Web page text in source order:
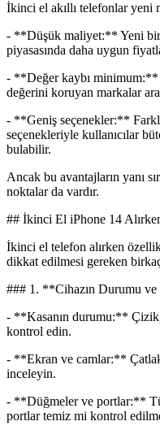
İkinci el akıllı telefonlar yeni
- **Düşük maliyet:** Yeni
piyasasında daha uygun
- **Değer kaybı minimum:**
değerini koruyan markalar
- **Geniş seçenekler:**
seçenekleriyle kullanıcılar
bulabilir.
Ancak bu avantajların yanı
noktalar da vardır.
## İkinci El iPhone 14
İkinci el telefon alırken
dikkat edilmesi gereken
### 1. **Cihazın Durumu
- **Kasanın durumu:** Çizik,
kontrol edin.
- **Ekran ve camlar:**
inceleyin.
- **Düğmeler ve portlar:**
portlar temiz mi kontrol